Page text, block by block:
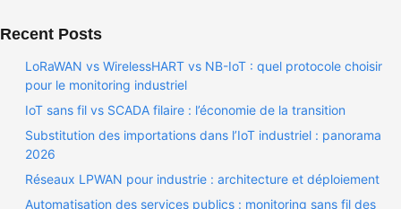
Recent Posts
LoRaWAN vs WirelessHART vs NB-IoT : quel protocole choisir
pour le monitoring industriel
IoT sans fil vs SCADA filaire : l’économie de la transition
Substitution des importations dans l’IoT industriel : panorama
2026
Réseaux LPWAN pour industrie : architecture et déploiement
Automatisation des services publics : monitoring sans fil des